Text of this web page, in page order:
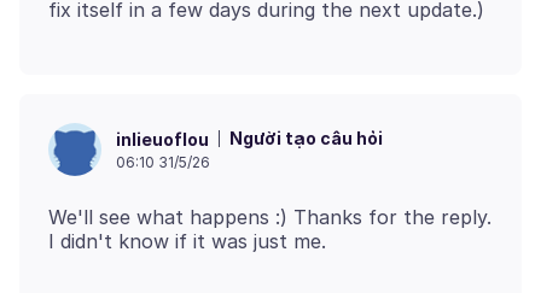
inlieuoflou Người tạo câu hỏi
06:10 31/5/26
We'll see what happens :) Thanks for the reply.